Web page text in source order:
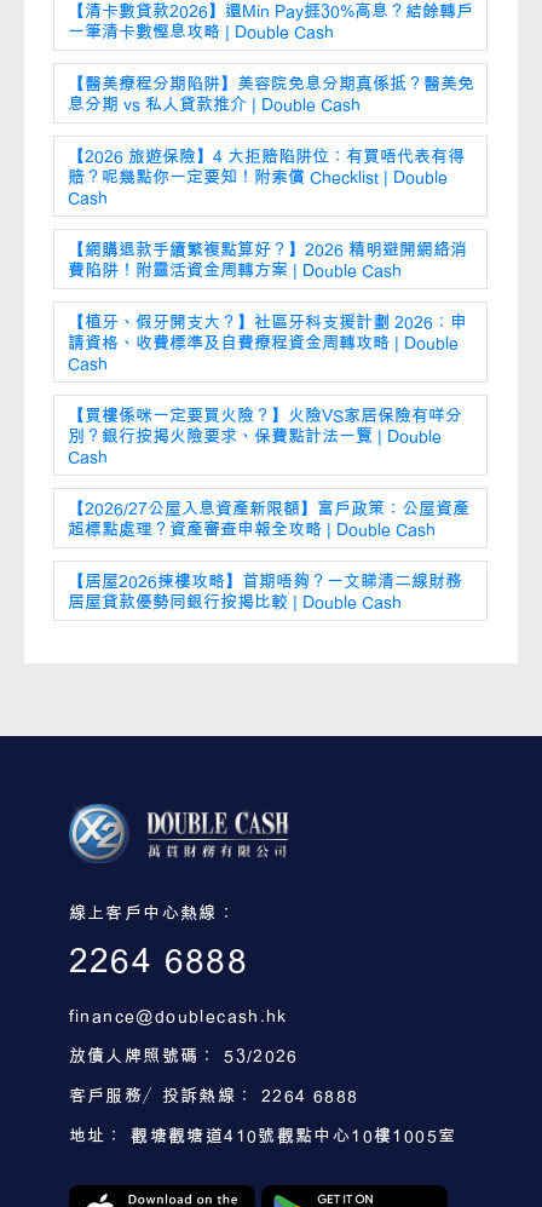
【清卡數貸款2026】還Min Pay捱30%高息？結餘轉戶
一筆清卡數慳息攻略 | Double Cash
【醫美療程分期陷阱】美容院免息分期真係抵？醫美免
息分期 vs 私人貸款推介 | Double Cash
【2026 旅遊保險】4 大拒賠陷阱位：有買唔代表有得
賠？呢幾點你一定要知！附索償 Checklist | Double
Cash
【網購退款手續繁複點算好？】2026 精明避開網絡消
費陷阱！附靈活資金周轉方案 | Double Cash
【植牙、假牙開支大？】社區牙科支援計劃 2026：申
請資格、收費標準及自費療程資金周轉攻略 | Double
Cash
【買樓係咪一定要買火險？】火險VS家居保險有咩分
別？銀行按揭火險要求、保費點計法一覽 | Double
Cash
【2026/27公屋入息資產新限額】富戶政策：公屋資產
超標點處理？資產審查申報全攻略 | Double Cash
【居屋2026揀樓攻略】首期唔夠？一文睇清二線財務
居屋貸款優勢同銀行按揭比較 | Double Cash
線上客戶中心熱線：
2264 6888
finance@doublecash.hk
放債人牌照號碼： 53/2026
客戶服務／投訴熱線： 2264 6888
地址： 觀塘觀塘道410號觀點中心10樓1005室